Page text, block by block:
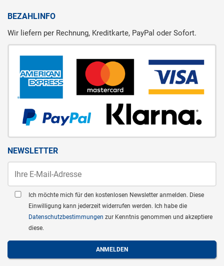
BEZAHLINFO
Wir liefern per Rechnung, Kreditkarte, PayPal oder Sofort.
NEWSLETTER
Ich möchte mich für den kostenlosen Newsletter anmelden. Diese
Einwilligung kann jederzeit widerrufen werden. Ich habe die
Datenschutzbestimmungen zur Kenntnis genommen und akzeptiere
diese.